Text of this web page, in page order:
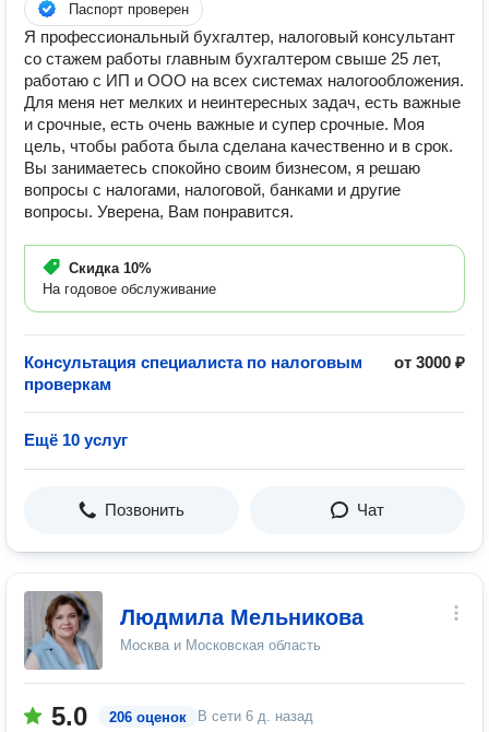
Паспорт проверен
Я профессиональный бухгалтер, налоговый консультант
со стажем работы главным бухгалтером свыше 25 лет,
работаю с ИП и ООО на всех системах налогообложения.
Для меня нет мелких и неинтересных задач, есть важные
и срочные, есть очень важные и супер срочные. Моя
цель, чтобы работа была сделана качественно и в срок.
Вы занимаетесь спокойно своим бизнесом, я решаю
вопросы с налогами, налоговой, банками и другие
вопросы. Уверена, Вам понравится.
Скидка 10%
На годовое обслуживание
Консультация специалиста по налоговым
проверкам
от 3000 ₽
Ещё 10 услуг
Позвонить Чат
Людмила Мельникова
Москва и Московская область
5.0 206 оценок В сети 6 д. назад